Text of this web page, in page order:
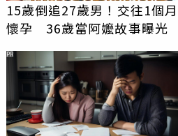
15歲倒追27歲男！交往1個月
懷孕 36歲當阿嬤故事曝光
PR